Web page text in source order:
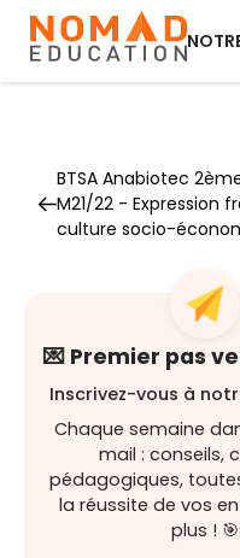
BTSA Anabiotec
M21/22 - Expression
culture socio-
💌 Premier pas
Inscrivez-vous à
Chaque semaine
mail : conseils,
pédagogiques,
la réussite de vos
plus ! 🎯